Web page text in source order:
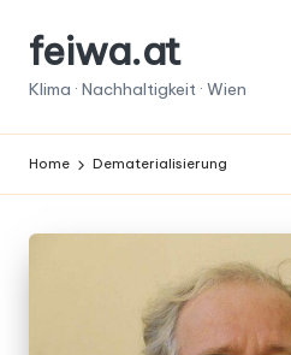
Skipfeiwa.at
Klima · Nachhaltigkeit · Wien
Home Dematerialisierung